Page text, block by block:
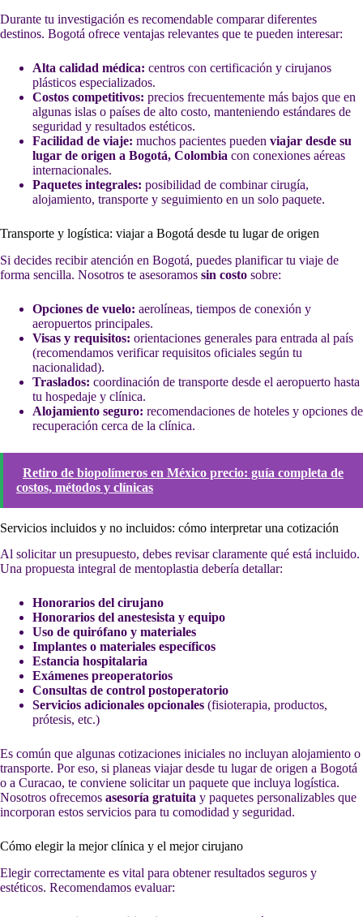
Durante tu investigación es recomendable comparar diferentes
destinos. Bogotá ofrece ventajas relevantes que te pueden interesar:
Alta calidad médica: centros con certificación y cirujanos
plásticos especializados.
Costos competitivos: precios frecuentemente más bajos que en
algunas islas o países de alto costo, manteniendo estándares de
seguridad y resultados estéticos.
Facilidad de viaje: muchos pacientes pueden viajar desde su
lugar de origen a Bogotá, Colombia con conexiones aéreas
internacionales.
Paquetes integrales: posibilidad de combinar cirugía,
alojamiento, transporte y seguimiento en un solo paquete.
Transporte y logística: viajar a Bogotá desde tu lugar de origen
Si decides recibir atención en Bogotá, puedes planificar tu viaje de
forma sencilla. Nosotros te asesoramos sin costo sobre:
Opciones de vuelo: aerolíneas, tiempos de conexión y
aeropuertos principales.
Visas y requisitos: orientaciones generales para entrada al país
(recomendamos verificar requisitos oficiales según tu
nacionalidad).
Traslados: coordinación de transporte desde el aeropuerto hasta
tu hospedaje y clínica.
Alojamiento seguro: recomendaciones de hoteles y opciones de
recuperación cerca de la clínica.
Retiro de biopolímeros en México precio: guía completa de
costos, métodos y clínicas
Servicios incluidos y no incluidos: cómo interpretar una cotización
Al solicitar un presupuesto, debes revisar claramente qué está incluido.
Una propuesta integral de mentoplastia debería detallar:
Honorarios del cirujano
Honorarios del anestesista y equipo
Uso de quirófano y materiales
Implantes o materiales específicos
Estancia hospitalaria
Exámenes preoperatorios
Consultas de control postoperatorio
Servicios adicionales opcionales (fisioterapia, productos,
prótesis, etc.)
Es común que algunas cotizaciones iniciales no incluyan alojamiento o
transporte. Por eso, si planeas viajar desde tu lugar de origen a Bogotá
o a Curacao, te conviene solicitar un paquete que incluya logística.
Nosotros ofrecemos asesoría gratuita y paquetes personalizables que
incorporan estos servicios para tu comodidad y seguridad.
Cómo elegir la mejor clínica y el mejor cirujano
Elegir correctamente es vital para obtener resultados seguros y
estéticos. Recomendamos evaluar: